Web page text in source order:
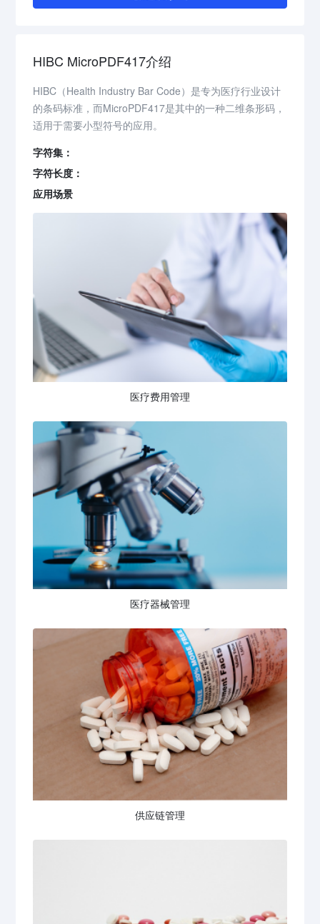
HIBC MicroPDF417介绍
HIBC（Health Industry Bar Code）是专为医疗行业设计
的条码标准，而MicroPDF417是其中的一种二维条形码，
适用于需要小型符号的应用。
字符集：
字符长度：
应用场景
医疗费用管理
医疗器械管理
供应链管理